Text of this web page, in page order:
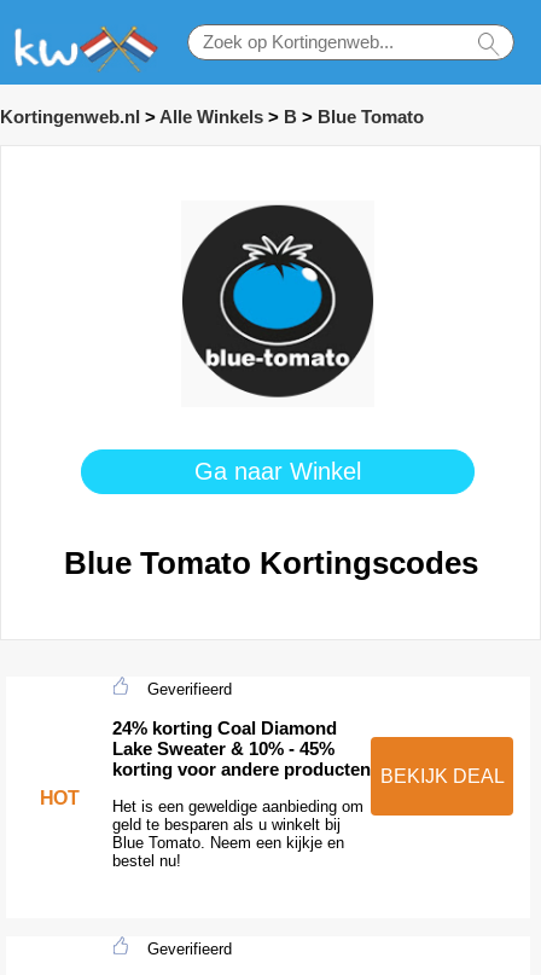
Kortingenweb.nl > Alle Winkels > B > Blue Tomato
Ga naar Winkel
Blue Tomato Kortingscodes
HOT
Geverifieerd
24% korting Coal Diamond
Lake Sweater & 10% - 45%
korting voor andere producten
Het is een geweldige aanbieding om
geld te besparen als u winkelt bij
Blue Tomato. Neem een kijkje en
bestel nu!
BEKIJK DEAL
Geverifieerd